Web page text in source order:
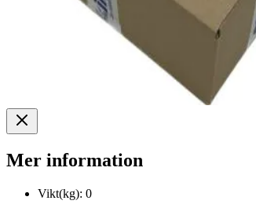
Mer information
Vikt(kg): 0